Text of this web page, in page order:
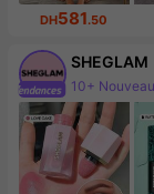
DH581.50
SHEGLAM